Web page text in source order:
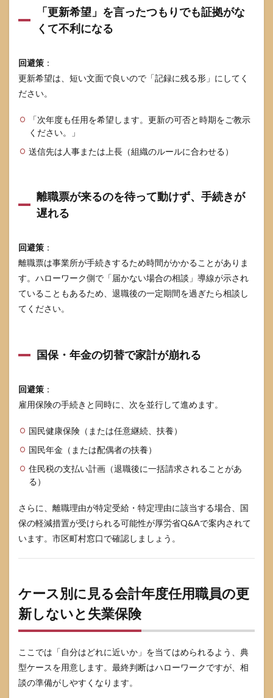
「更新希望」を言ったつもりでも証拠がな
くて不利になる
回避策 ：
更新希望は、短い文面で良いので「記録に残る形」にしてく
ださい。
「次年度も任用を希望します。更新の可否と時期をご教示
ください。」
送信先は人事または上長（組織のルールに合わせる）
離職票が来るのを待って動けず、手続きが
遅れる
回避策 ：
離職票は事業所が手続きするため時間がかかることがありま
す。ハローワーク側で「届かない場合の相談」導線が示され
ていることもあるため、退職後の一定期間を過ぎたら相談し
てください。
国保・年金の切替で家計が崩れる
回避策 ：
雇用保険の手続きと同時に、次を並行して進めます。
国民健康保険（または任意継続、扶養）
国民年金（または配偶者の扶養）
住民税の支払い計画（退職後に一括請求されることがあ
る）
さらに、離職理由が特定受給・特定理由に該当する場合、国
保の軽減措置が受けられる可能性が厚労省Q&Aで案内されて
います。市区町村窓口で確認しましょう。
ケース別に見る会計年度任用職員の更
新しないと失業保険
ここでは「自分はどれに近いか」を当てはめられるよう、典
型ケースを用意します。最終判断はハローワークですが、相
談の準備がしやすくなります。